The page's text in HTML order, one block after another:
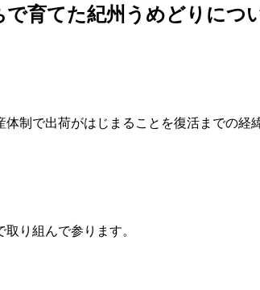
で育てた紀州うめどりにつ
制で出荷がはじまることを復活までの経
り組んで参ります。